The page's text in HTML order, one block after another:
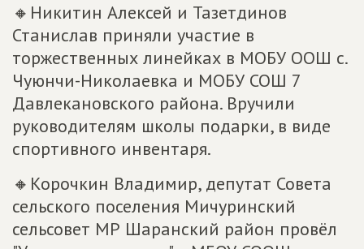
🔸Никитин Алексей и Тазетдинов
Станислав приняли участие в
торжественных линейках в МОБУ ООШ с.
Чуюнчи-Николаевка и МОБУ СОШ 7
Давлекановского района. Вручили
руководителям школы подарки, в виде
спортивного инвентаря.
🔸Корочкин Владимир, депутат Совета
сельского поселения Мичуринский
сельсовет МР Шаранский район провёл